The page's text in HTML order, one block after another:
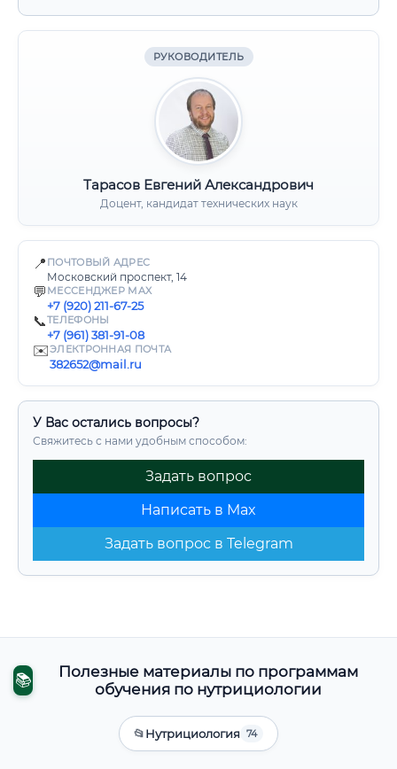
РУКОВОДИТЕЛЬ
Тарасов Евгений Александрович
Доцент, кандидат технических наук
📍 ПОЧТОВЫЙ АДРЕС
Московский проспект, 14
💬 МЕССЕНДЖЕР MAX
+7 (920) 211-67-25
📞ТЕЛЕФОНЫ
+7 (961) 381-91-08
✉️ЭЛЕКТРОННАЯ ПОЧТА
382652@mail.ru
У Вас остались вопросы?
Свяжитесь с нами удобным способом:
Задать вопрос
Написать в Max
Задать вопрос в Telegram
📚
Полезные материалы по программам
обучения по нутрициологии
📂Нутрициология 74